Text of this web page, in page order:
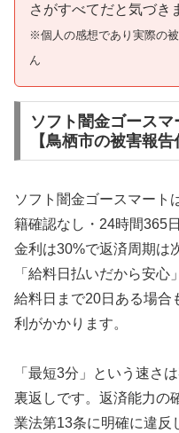
さがすべてだと気づき
※個人の感想であり実際の
ん
ソフト闇金ゴース
【鳥栖市の被害報告
ソフト闇金ゴースマート
籍確認なし・24時間365
金利は30%で返済周期は
「給料日払いだから安心
給料日まで20日ある場合
利がかかります。
「最短3分」という速さ
裏返しです。返済能力の
業法第13条に明確に違反